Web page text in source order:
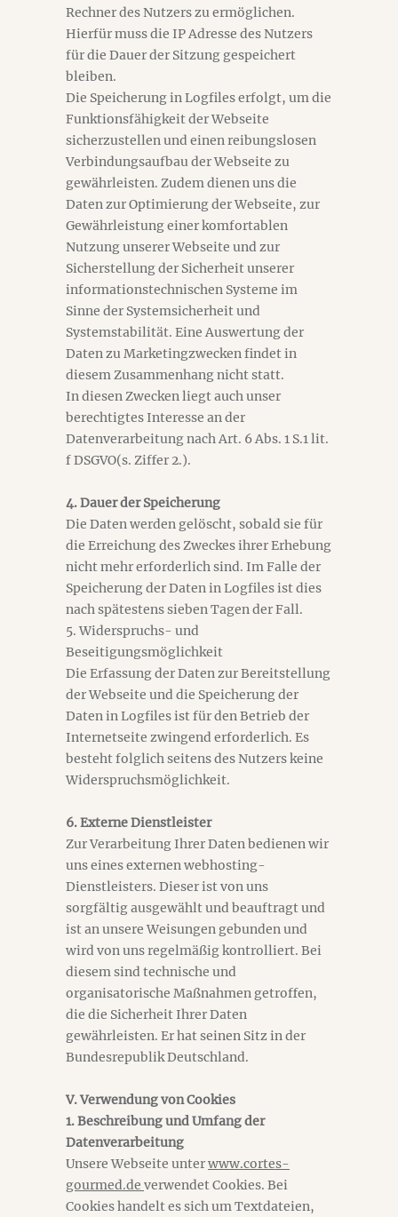
Rechner des Nutzers zu ermöglichen.
Hierfür muss die IP Adresse des Nutzers
für die Dauer der Sitzung gespeichert
bleiben.
Die Speicherung in Logfiles erfolgt, um die
Funktionsfähigkeit der Webseite
sicherzustellen und einen reibungslosen
Verbindungsaufbau der Webseite zu
gewährleisten. Zudem dienen uns die
Daten zur Optimierung der Webseite, zur
Gewährleistung einer komfortablen
Nutzung unserer Webseite und zur
Sicherstellung der Sicherheit unserer
informationstechnischen Systeme im
Sinne der Systemsicherheit und
Systemstabilität. Eine Auswertung der
Daten zu Marketingzwecken findet in
diesem Zusammenhang nicht statt.
In diesen Zwecken liegt auch unser
berechtigtes Interesse an der
Datenverarbeitung nach Art. 6 Abs. 1 S.1 lit.
f DSGVO(s. Ziffer 2.).
4. Dauer der Speicherung
Die Daten werden gelöscht, sobald sie für
die Erreichung des Zweckes ihrer Erhebung
nicht mehr erforderlich sind. Im Falle der
Speicherung der Daten in Logfiles ist dies
nach spätestens sieben Tagen der Fall.
5. Widerspruchs- und
Beseitigungsmöglichkeit
Die Erfassung der Daten zur Bereitstellung
der Webseite und die Speicherung der
Daten in Logfiles ist für den Betrieb der
Internetseite zwingend erforderlich. Es
besteht folglich seitens des Nutzers keine
Widerspruchsmöglichkeit.
6. Externe Dienstleister
Zur Verarbeitung Ihrer Daten bedienen wir
uns eines externen webhosting-
Dienstleisters. Dieser ist von uns
sorgfältig ausgewählt und beauftragt und
ist an unsere Weisungen gebunden und
wird von uns regelmäßig kontrolliert. Bei
diesem sind technische und
organisatorische Maßnahmen getroffen,
die die Sicherheit Ihrer Daten
gewährleisten. Er hat seinen Sitz in der
Bundesrepublik Deutschland.
V. Verwendung von Cookies
1. Beschreibung und Umfang der
Datenverarbeitung
Unsere Webseite unterwww.cortes-
gourmed.de verwendet Cookies. Bei
Cookies handelt es sich um Textdateien,